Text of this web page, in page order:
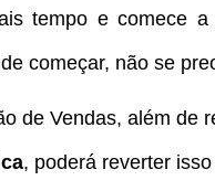
tempo e comece a
começar, não se
de Vendas, além de
, poderá reverter